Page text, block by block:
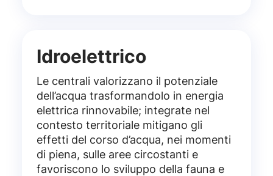
Idroelettrico
Le centrali valorizzano il potenziale
dell’acqua trasformandolo in energia
elettrica rinnovabile; integrate nel
contesto territoriale mitigano gli
effetti del corso d’acqua, nei momenti
di piena, sulle aree circostanti e
favoriscono lo sviluppo della fauna e